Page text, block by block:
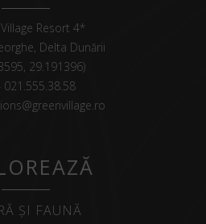
Resort 4*
Delta Dunării
29.191396)
021.555.38.58
ȘI FAUNĂ